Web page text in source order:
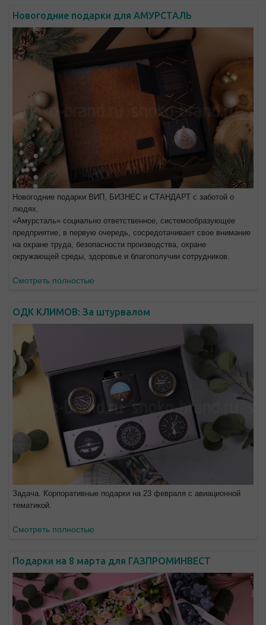
Новогодние подарки для АМУРСТАЛЬ
Новогодние подарки ВИП, БИЗНЕС и СТАНДАРТ с заботой о
людях.
«Амурсталь» социально ответственное, системообразующее
предприятие, в первую очередь, сосредотачивает свое внимание
на охране труда, безопасности производства, охране
окружающей среды, здоровье и благополучии сотрудников.
Смотреть полностью
ОДК КЛИМОВ: За штурвалом
Задача. Корпоративные подарки на 23 февраля с авиационной
тематикой.
Смотреть полностью
Подарки на 8 марта для ГАЗПРОМИНВЕСТ